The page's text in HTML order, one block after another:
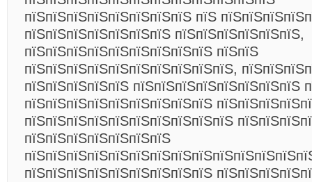
пїЅпїЅпїЅпїЅпїЅпїЅпїЅпїЅ пїЅ
пїЅпїЅпїЅпїЅпїЅпїЅпїЅ пїЅпїЅпїЅпїЅпїЅпїЅ,
пїЅпїЅпїЅпїЅпїЅпїЅпїЅпїЅпїЅ пїЅпїЅ
пїЅпїЅпїЅпїЅпїЅпїЅпїЅпїЅпїЅпїЅ,
пїЅпїЅпїЅпїЅпїЅ пїЅпїЅпїЅпїЅпїЅпїЅпїЅпїЅ
пїЅпїЅпїЅпїЅпїЅпїЅпїЅпїЅпїЅ
пїЅпїЅпїЅпїЅпїЅпїЅпїЅпїЅпїЅпїЅ
пїЅпїЅпїЅпїЅпїЅпїЅпїЅ
пїЅпїЅпїЅпїЅпїЅпїЅпїЅпїЅпїЅ